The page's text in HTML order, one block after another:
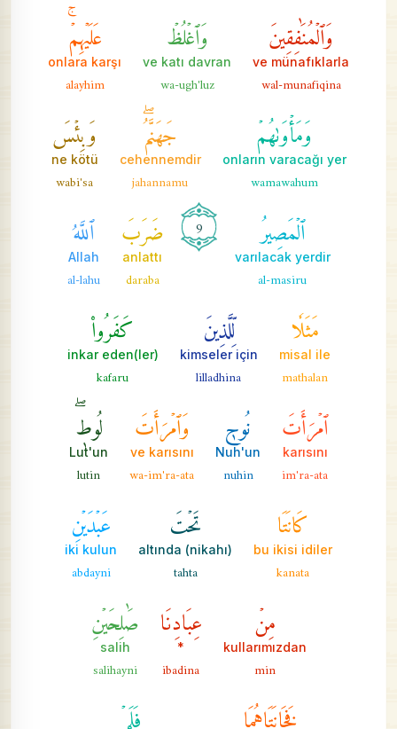
وَٱلۡمُنَٰفِقِينَ
ve münafıklarla
wal-munafiqina
وَٱغۡلُظۡ
ve katı davran
wa-ugh'luz
عَلَيۡهِمۡۚ
onlara karşı
alayhim
وَمَأۡوَىٰهُمۡ
onların varacağı yer
wamawahum
جَهَنَّمُۖ
cehennemdir
jahannamu
وَبِئۡسَ
ne kötü
wabi'sa
ٱلۡمَصِيرُ
varılacak yerdir
al-masiru
9 ضَرَبَ
anlattı
daraba
ٱللَّهُ
Allah
al-lahu
مَثَلٗا
misal ile
mathalan
لِّلَّذِينَ
kimseler için
lilladhina
كَفَرُواْ
inkar eden(ler)
kafaru
ٱمۡرَأَتَ
karısını
im'ra-ata
نُوحٖ
Nuh'un
nuhin
وَٱمۡرَأَتَ
ve karısını
wa-im'ra-ata
لُوطٖۖ
Lut'un
lutin
كَانَتَا
bu ikisi idiler
kanata
تَحۡتَ
(nikahı) altında
tahta
عَبۡدَيۡنِ
iki kulun
abdayni
مِنۡ
kullarımızdan
min
عِبَادِنَا
*
ibadina
صَٰلِحَيۡنِ
salih
salihayni
فَخَانَتَاهُمَا فَلَمۡ